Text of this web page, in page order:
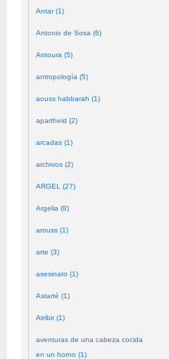
Antar (1)
Antonio de Sosa (6)
Antoura (5)
antropología (5)
aouss habbarah (1)
apartheid (2)
arcadas (1)
archivos (2)
ARGEL (27)
Argelia (8)
arouss (1)
arte (3)
asesinato (1)
Astarté (1)
Atribir (1)
aventuras de una cabeza cocida
en un horno (1)